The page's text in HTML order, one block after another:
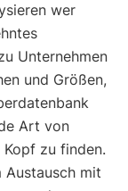
wer
Unternehmen
und Größen,
Art von
zu finden.
Austausch mit